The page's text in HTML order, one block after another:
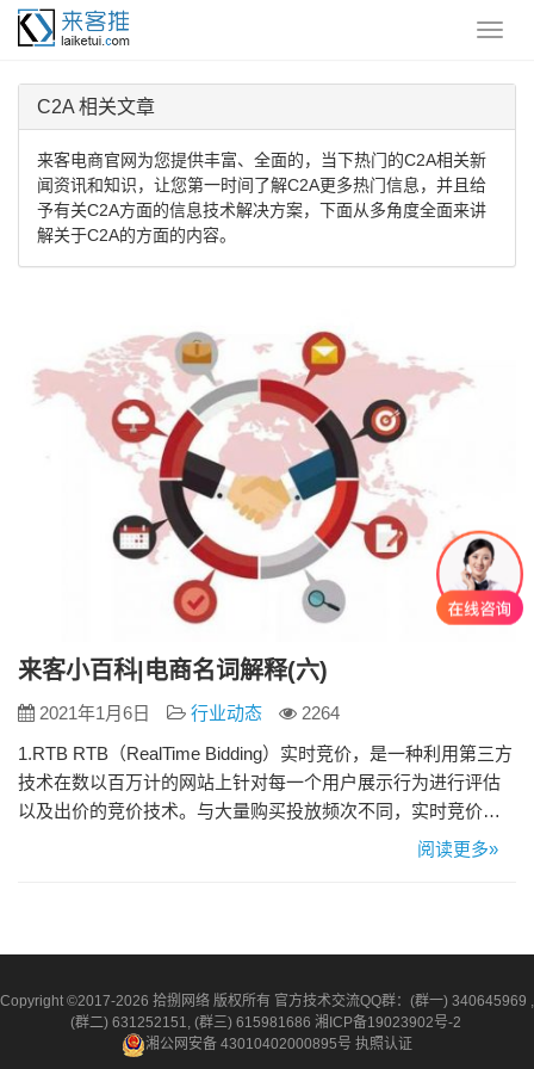
C2A 相关文章
来客电商官网为您提供丰富、全面的，当下热门的C2A相关新
闻资讯和知识，让您第一时间了解C2A更多热门信息，并且给
予有关C2A方面的信息技术解决方案，下面从多角度全面来讲
解关于C2A的方面的内容。
来客小百科|电商名词解释(六)
2021年1月6日 行业动态
2264
1.RTB RTB（RealTime Bidding）实时竞价，是一种利用第三方
技术在数以百万计的网站上针对每一个用户展示行为进行评估
以及出价的竞价技术。与大量购买投放频次不同，实时竞价规
避了无效的受众到达，针对有意义的用户进行购买。它的核心
阅读更多»
Copyright ©2017-2026 拾捌网络 版权所有 官方技术交流QQ群：(群一) 340645969 ,
(群二) 631252151, (群三) 615981686 湘ICP备19023902号-2
湘公网安备 43010402000895号 执照认证